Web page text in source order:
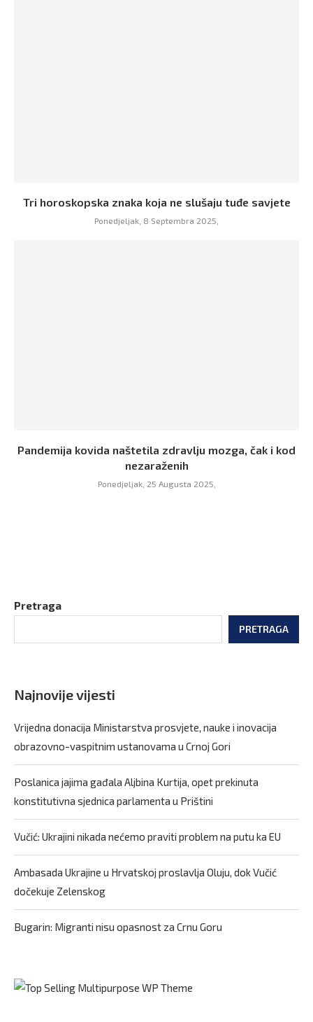
Tri horoskopska znaka koja ne slušaju tuđe savjete
Ponedjeljak, 8 Septembra 2025,
Pandemija kovida naštetila zdravlju mozga, čak i kod
nezaraženih
Ponedjeljak, 25 Augusta 2025,
Pretraga
PRETRAGA
Najnovije vijesti
Vrijedna donacija Ministarstva prosvjete, nauke i inovacija
obrazovno-vaspitnim ustanovama u Crnoj Gori
Poslanica jajima gađala Aljbina Kurtija, opet prekinuta
konstitutivna sjednica parlamenta u Prištini
Vučić: Ukrajini nikada nećemo praviti problem na putu ka EU
Ambasada Ukrajine u Hrvatskoj proslavlja Oluju, dok Vučić
dočekuje Zelenskog
Bugarin: Migranti nisu opasnost za Crnu Goru